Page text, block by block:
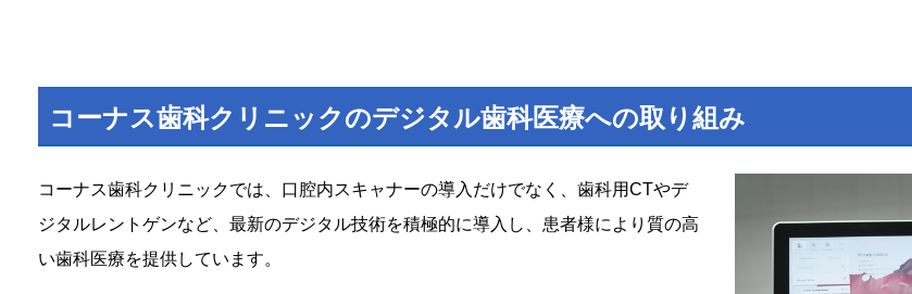
コーナス歯科クリニックのデジタル歯科医療への取り組み
コーナス歯科クリニックでは、口腔内スキャナーの導入だけでなく、歯科用CTやデ
ジタルレントゲンなど、最新のデジタル技術を積極的に導入し、患者様により質の高
い歯科医療を提供しています。